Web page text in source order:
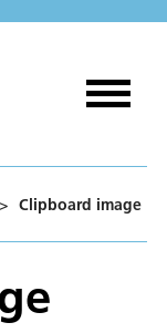
> Clipboard image